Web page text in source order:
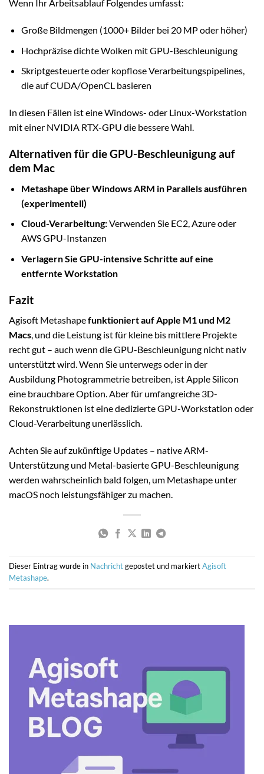
Wenn Ihr Arbeitsablauf Folgendes umfasst:
Große Bildmengen (1000+ Bilder bei 20 MP oder höher)
Hochpräzise dichte Wolken mit GPU-Beschleunigung
Skriptgesteuerte oder kopflose Verarbeitungspipelines,
die auf CUDA/OpenCL basieren
In diesen Fällen ist eine Windows- oder Linux-Workstation
mit einer NVIDIA RTX-GPU die bessere Wahl.
Alternativen für die GPU-Beschleunigung auf
dem Mac
Metashape über Windows ARM in Parallels ausführen
(experimentell)
Cloud-Verarbeitung:Verwenden Sie EC2, Azure oder
AWS GPU-Instanzen
Verlagern Sie GPU-intensive Schritte auf eine
entfernte Workstation
Fazit
Agisoft Metashapefunktioniert auf Apple M1 und M2
Macs, und die Leistung ist für kleine bis mittlere Projekte
recht gut – auch wenn die GPU-Beschleunigung nicht nativ
unterstützt wird. Wenn Sie unterwegs oder in der
Ausbildung Photogrammetrie betreiben, ist Apple Silicon
eine brauchbare Option. Aber für umfangreiche 3D-
Rekonstruktionen ist eine dedizierte GPU-Workstation oder
Cloud-Verarbeitung unerlässlich.
Achten Sie auf zukünftige Updates – native ARM-
Unterstützung und Metal-basierte GPU-Beschleunigung
werden wahrscheinlich bald folgen, um Metashape unter
macOS noch leistungsfähiger zu machen.
Dieser Eintrag wurde in Nachrichtgepostet und markiertAgisoft
Metashape.